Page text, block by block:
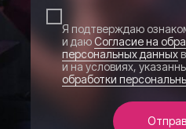
Я подтверждаю
и даюСогласие на
персональных данных
и на условиях,
обработки